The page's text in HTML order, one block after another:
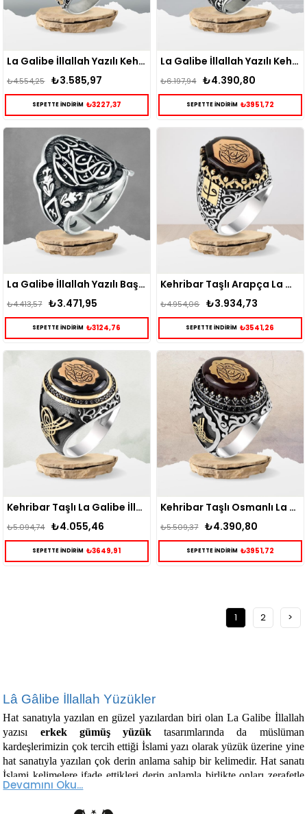
La Galibe İllallah Yazılı Kehribar Taş Gümüş Erkek Yüzük
₺3.585,97
₺4.554,25
SEPETTE İNDİRİM ₺3227,37
La Galibe İllallah Yazılı Kehribar Zirkon Taş Gümüş Yüzük
₺4.390,80
₺6.197,94
SEPETTE İNDİRİM ₺3951,72
La Galibe İllallah Yazılı Başparmak Gümüş Erkek Yüzük
₺3.471,95
₺4.413,57
SEPETTE İNDİRİM ₺3124,76
Kehribar Taşlı Arapça La Galibe İllallah Yazılı Gümüş Yüzük
₺3.934,73
₺4.954,06
SEPETTE İNDİRİM ₺3541,26
Kehribar Taşlı La Galibe İllallah Yazılı Gümüş Yüzük
₺4.055,46
₺5.094,74
SEPETTE İNDİRİM ₺3649,91
Kehribar Taşlı Osmanlı La Galibe İllallah Gümüş Yüzük
₺4.390,80
₺5.509,37
SEPETTE İNDİRİM ₺3951,72
1 2 >
Lâ Gâlibe İllallah Yüzükler
Hat sanatıyla yazılan en güzel yazılardan biri olan La Galibe İllallah
yazısı erkek gümüş yüzük tasarımlarında da müslüman
kardeşlerimizin çok tercih ettiği İslami yazı olarak yüzük üzerine yine
hat sanatıyla yazılan çok derin anlama sahip bir kelimedir. Hat sanatı
İslami kelimelere ifade ettikleri derin anlamla birlikte onları zerafetle
kavuşturuyor.
İfade ettiği anlam gereğiyle değerli bir cümle olan La Galibe İllallah,
Devamını Oku...